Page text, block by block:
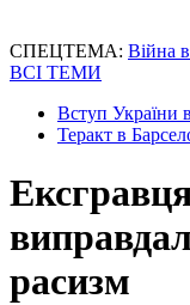
СПЕЦТЕМА: Війна в
ВСІ ТЕМИ
Вступ України
Теракт в
расизм